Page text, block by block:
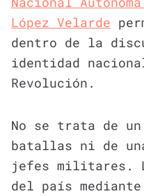
López Velarde
dentro de la
identidad
Revolución.
No se trata de
batallas ni de
jefes militares.
del país